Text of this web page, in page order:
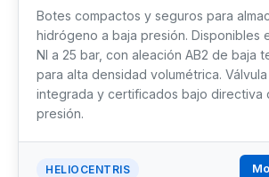
Botes compactos y seguros para
hidrógeno a baja presión. Disponibles
Nl a 25 bar, con aleación AB2 de baja
para alta densidad volumétrica.
integrada y certificados bajo directiva
presión.
HELIOCENTRIS